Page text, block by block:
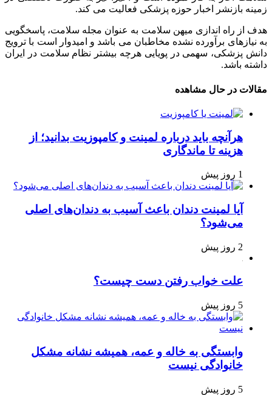
زمینه بازنشر اخبار حوزه پزشکی فعالیت می کند.
هدف از راه اندازی میهن سلامت به عنوان مجله سلامت، پاسخگویی
به نیازهای برآورده نشده مخاطبان می باشد و امیدوار است با ترویج
دانش پزشکی، سهمی در پویایی هرچه بیشتر نظام سلامت در ایران
داشته باشد.
مقالات در حال مشاهده
هرآنچه باید درباره لمینت و کامپوزیت بدانید؛ از
هزینه تا ماندگاری
1 روز پیش
آیا لمینت دندان باعث آسیب به دندان‌های اصلی
می‌شود؟
2 روز پیش
علت خواب رفتن دست چیست؟
5 روز پیش
وابستگی به خاله و عمه، همیشه نشانه مشکل
خانوادگی نیست
5 روز پیش